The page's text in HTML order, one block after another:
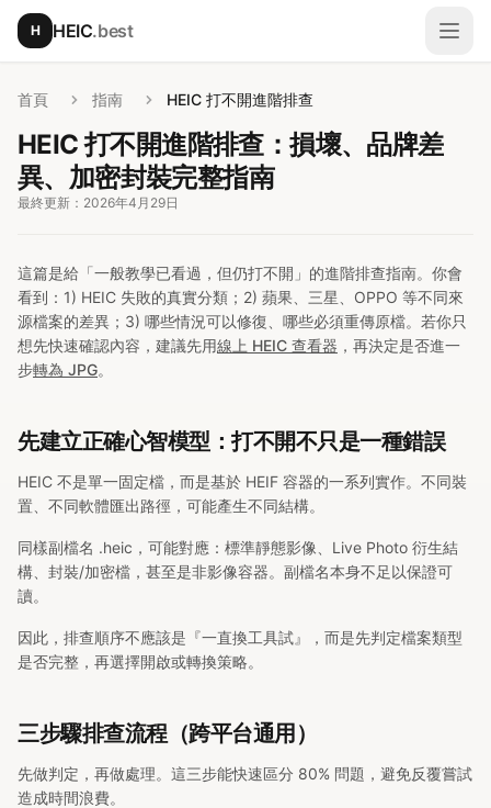
跳至主要內容
H HEIC.best
開啟
首頁 指南 HEIC 打不開進階排查
HEIC 打不開進階排查：損壞、品牌差
異、加密封裝完整指南
最終更新：2026年4月29日
這篇是給「一般教學已看過，但仍打不開」的進階排查指南。你會
看到：1) HEIC 失敗的真實分類；2) 蘋果、三星、OPPO 等不同來
源檔案的差異；3) 哪些情況可以修復、哪些必須重傳原檔。若你只
想先快速確認內容，建議先用線上 HEIC 查看器 ，再決定是否進一
步轉為 JPG。
先建立正確心智模型：打不開不只是一種錯誤
HEIC 不是單一固定檔，而是基於 HEIF 容器的一系列實作。不同裝
置、不同軟體匯出路徑，可能產生不同結構。
同樣副檔名 .heic，可能對應：標準靜態影像、Live Photo 衍生結
構、封裝/加密檔，甚至是非影像容器。副檔名本身不足以保證可
讀。
因此，排查順序不應該是『一直換工具試』，而是先判定檔案類型
是否完整，再選擇開啟或轉換策略。
三步驟排查流程（跨平台通用）
先做判定，再做處理。這三步能快速區分 80% 問題，避免反覆嘗試
造成時間浪費。